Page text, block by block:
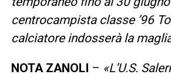
centrocampista classe ’96
calciatore indosserà la
NOTA ZANOLI – «L’U.S.